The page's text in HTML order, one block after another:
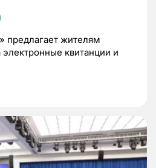
предлагает жителям
квитанции и